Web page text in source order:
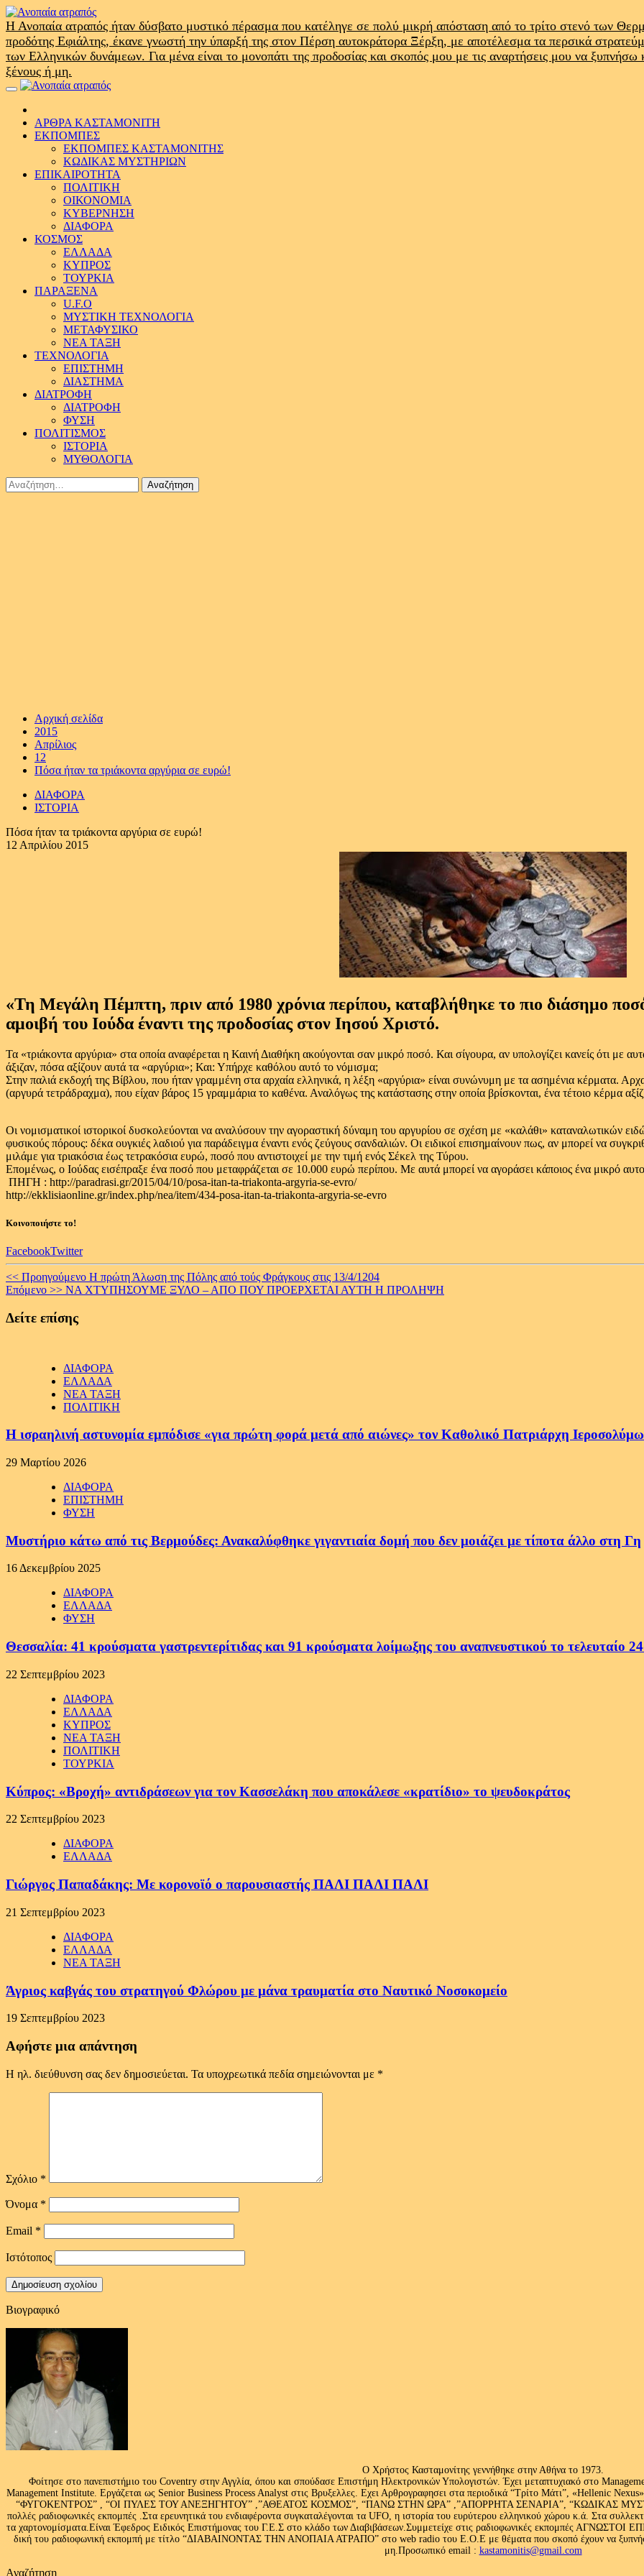
Skip
to
content
Η Ανοπαία ατραπός ήταν δύσβατο μυστικό πέρασμα που κατέληγε σε πολύ μικρή απόσταση από το τρίτο στενό των
προδότης Εφιάλτης, έκανε γνωστή την ύπαρξή της στον Πέρση αυτοκράτορα Ξέρξη, με αποτέλεσμα τα περσικά
των Ελληνικών δυνάμεων. Για μένα είναι το μονοπάτι της προδοσίας και σκοπός μου με τις αναρτήσεις μου να
ξένους ή μη.
Primary
ΑΡΘΡΑ ΚΑΣΤΑΜΟΝΙΤΗ
ΕΚΠΟΜΠΕΣ
ΕΚΠΟΜΠΕΣ ΚΑΣΤΑΜΟΝΙΤΗΣ
ΚΩΔΙΚΑΣ ΜΥΣΤΗΡΙΩΝ
ΕΠΙΚΑΙΡΟΤΗΤΑ
ΠΟΛΙΤΙΚΗ
ΟΙΚΟΝΟΜΙΑ
ΚΥΒΕΡΝΗΣΗ
ΔΙΑΦΟΡΑ
ΚΟΣΜΟΣ
ΕΛΛΑΔΑ
ΚΥΠΡΟΣ
ΤΟΥΡΚΙΑ
ΠΑΡΑΞΕΝΑ
U.F.O
ΜΥΣΤΙΚΗ ΤΕΧΝΟΛΟΓΙΑ
ΜΕΤΑΦΥΣΙΚΟ
ΝΕΑ ΤΑΞΗ
ΤΕΧΝΟΛΟΓΙΑ
ΕΠΙΣΤΗΜΗ
ΔΙΑΣΤΗΜΑ
ΔΙΑΤΡΟΦΗ
ΔΙΑΤΡΟΦΗ
ΦΥΣΗ
ΠΟΛΙΤΙΣΜΟΣ
ΙΣΤΟΡΙΑ
ΜΥΘΟΛΟΓΙΑ
Αναζήτηση
για:
Αρχική σελίδα
2015
Απρίλιος
12
Πόσα ήταν τα τριάκοντα αργύρια σε ευρώ!
ΔΙΑΦΟΡΑ
ΙΣΤΟΡΙΑ
Πόσα ήταν τα τριάκοντα αργύρια σε ευρώ!
12 Απριλίου 2015
«Τη Μεγάλη Πέμπτη, πριν από 1980 χρόνια περίπου, καταβλήθηκε το πιο διάσημο
αμοιβή του Ιούδα έναντι της προδοσίας στον Ιησού Χριστό.
Τα «τριάκοντα αργύρια» στα οποία αναφέρεται η Καινή Διαθήκη ακούγονται σαν μικρό ποσό. Και σίγουρα, αν υπολογίζει κανείς ότι
άξιζαν, πόσα αξίζουν αυτά τα «αργύρια»; Και: Υπήρχε καθόλου αυτό το νόμισμα;
Στην παλιά εκδοχή της Βίβλου, που ήταν γραμμένη στα αρχαία ελληνικά, η λέξη «αργύρια» είναι συνώνυμη με τα ασημένια κέρματα.
(αργυρά τετράδραχμα), που είχαν βάρος 15 γραμμάρια το καθένα. Αναλόγως της κατάστασης στην οποία βρίσκονται, ένα τέτοιο κέρμα
Οι νομισματικοί ιστορικοί δυσκολεύονται να αναλύσουν την αγοραστική δύναμη του αργυρίου σε σχέση με «καλάθι» καταναλωτικών
φυσικούς πόρους: δέκα ουγκιές λαδιού για παράδειγμα έναντι ενός ζεύγους σανδαλιών. Οι ειδικοί επισημαίνουν πως, αν μπορεί να
μιλάμε για τριακόσια έως τετρακόσια ευρώ, ποσό που αντιστοιχεί με την τιμή ενός Σέκελ της Τύρου.
Επομένως, ο Ιούδας εισέπραξε ένα ποσό που μεταφράζεται σε 10.000 ευρώ περίπου. Με αυτά μπορεί να αγοράσει κάποιος ένα μικρό
ΠΗΓΗ : http://paradrasi.gr/2015/04/10/posa-itan-ta-triakonta-argyria-se-evro/
http://ekklisiaonline.gr/index.php/nea/item/434-posa-itan-ta-triakonta-argyria-se-evro
Κοινοποιήστε το!
FacebookTwitter
Continue
Reading
<< Προηγούμενο Η πρώτη Άλωση της Πόλης από τούς Φράγκους στις 13/4/1204
Επόμενο >> ΝΑ ΧΤΥΠΗΣΟΥΜΕ ΞΥΛΟ – ΑΠΟ ΠΟΥ ΠΡΟΕΡΧΕΤΑΙ ΑΥΤΗ Η ΠΡΟΛΗΨΗ
Δείτε επίσης
ΔΙΑΦΟΡΑ
ΕΛΛΑΔΑ
ΝΕΑ ΤΑΞΗ
ΠΟΛΙΤΙΚΗ
Η ισραηλινή αστυνομία εμπόδισε «για πρώτη φορά μετά από αιώνες» τον Καθολικό Πατριάρχη
29 Μαρτίου 2026
ΔΙΑΦΟΡΑ
ΕΠΙΣΤΗΜΗ
ΦΥΣΗ
Μυστήριο κάτω από τις Βερμούδες: Ανακαλύφθηκε γιγαντιαία δομή που δεν μοιάζει με τίποτα άλλο στη Γη
16 Δεκεμβρίου 2025
ΔΙΑΦΟΡΑ
ΕΛΛΑΔΑ
ΦΥΣΗ
Θεσσαλία: 41 κρούσματα γαστρεντερίτιδας και 91 κρούσματα λοίμωξης του αναπνευστικού το τελευταίο
22 Σεπτεμβρίου 2023
ΔΙΑΦΟΡΑ
ΕΛΛΑΔΑ
ΚΥΠΡΟΣ
ΝΕΑ ΤΑΞΗ
ΠΟΛΙΤΙΚΗ
ΤΟΥΡΚΙΑ
Κύπρος: «Βροχή» αντιδράσεων για τον Κασσελάκη που αποκάλεσε «κρατίδιο» το ψευδοκράτος
22 Σεπτεμβρίου 2023
ΔΙΑΦΟΡΑ
ΕΛΛΑΔΑ
Γιώργος Παπαδάκης: Με κορονοϊό ο παρουσιαστής ΠΑΛΙ ΠΑΛΙ ΠΑΛΙ
21 Σεπτεμβρίου 2023
ΔΙΑΦΟΡΑ
ΕΛΛΑΔΑ
ΝΕΑ ΤΑΞΗ
Άγριος καβγάς του στρατηγού Φλώρου με μάνα τραυματία στο Ναυτικό Νοσοκομείο
19 Σεπτεμβρίου 2023
Αφήστε μια απάντηση
Η ηλ. διεύθυνση σας δεν δημοσιεύεται. Τα υποχρεωτικά πεδία σημειώνονται με *
Σχόλιο *
Όνομα *
Email *
Ιστότοπος
Βιογραφικό
Ο Χρήστος Κασταμονίτης γεννήθηκε στην Αθήνα το 1973.
Φοίτησε στο πανεπιστήμιο του Coventry στην Αγγλία, όπου και σπούδασε Επιστήμη Ηλεκτρονικών Υπολογιστών. Έχει μεταπτυχιακό στο
Management Institute. Εργάζεται ως Senior Business Process Analyst στις Βρυξελλες. Εχει Αρθρογραφησει στα περιοδικά “Τρίτο Μάτι”, «Hellenic
“ΦΥΓΟΚΕΝΤΡΟΣ” , “ΟΙ ΠΥΛΕΣ ΤΟΥ ΑΝΕΞΗΓΗΤΟΥ” ,”ΑΘΕΑΤΟΣ ΚΟΣΜΟΣ”, “ΠΑΝΩ ΣΤΗΝ ΩΡΑ” ,”ΑΠΟΡΡΗΤΑ ΣΕΝΑΡΙΑ”, “ΚΩΔΙΚΑΣ
πολλές ραδιοφωνικές εκπομπές .Στα ερευνητικά του ενδιαφέροντα συγκαταλέγονται τα UFO, η ιστορία του ευρύτερου ελληνικού χώρου κ.ά. Στα
τα χαρτονομίσματα.Είναι Έφεδρος Ειδικός Επιστήμονας του Γ.Ε.Σ στο κλάδο των Διαβιβάσεων.Συμμετείχε στις ραδιοφωνικές εκπομπές
δική του ραδιοφωνική εκπομπή με τίτλο “ΔΙΑΒΑΙΝΟΝΤΑΣ ΤΗΝ ΑΝΟΠΑΙΑ ΑΤΡΑΠΟ” στο web radio του Ε.Ο.Ε με θέματα που σκοπό έχουν να
μη.Προσωπικό email : kastamonitis@gmail.com
Αναζήτηση